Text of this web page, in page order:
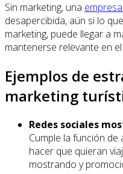
Sin marketing, una
desapercibida, aún si lo
marketing, puede llegar a
mantenerse relevante en
Ejemplos de
marketing
Redes sociales
Cumple la función
hacer que quieran
mostrando y